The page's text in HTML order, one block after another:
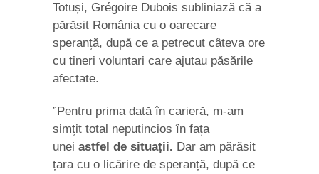
Totuși, Grégoire Dubois subliniază că a
părăsit România cu o oarecare
speranță, după ce a petrecut câteva ore
cu tineri voluntari care ajutau păsările
afectate.
”Pentru prima dată în carieră, m-am
simțit total neputincios în fața
unei astfel de situații. Dar am părăsit
țara cu o licărire de speranță, după ce